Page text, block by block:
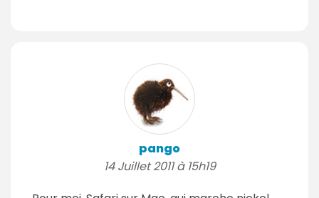
pango
14 Juillet 2011 à 15h19